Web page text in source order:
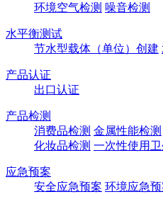
环境空气检测 噪音检测
水平衡测试
节水型载体（单位）创建
产品认证
出口认证
产品检测
消费品检测 金属性能检测
化妆品检测 一次性使用
应急预案
安全应急预案 环境应急预